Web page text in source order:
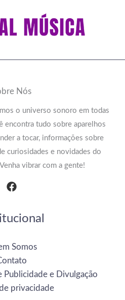
Nós
o universo sonoro em todas
encontra tudo sobre aparelhos
a tocar, informações sobre
curiosidades e novidades do
vibrar com a gente!
Somos
Publicidade e Divulgação
privacidade